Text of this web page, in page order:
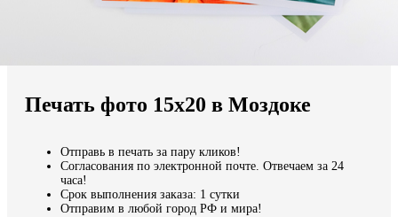
Мы доставляем по всему миру
Продолжить без города
Печать фото 15х20 в Моздоке
Отправь в печать за пару кликов!
Согласования по электронной почте. Отвечаем за 24
часа!
Срок выполнения заказа: 1 сутки
Отправим в любой город РФ и мира!